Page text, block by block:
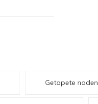
Getapete naden